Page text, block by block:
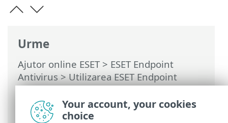
Urme
Ajutor online ESET> ESET Endpoint
Antivirus>Utilizarea ESET Endpoint
Antivirus>Instrumente>Trimitere
mostre pentru analiză> Selectare mostră
pentru analiză - Site fals pozitiv
Your account, your cookies
choice